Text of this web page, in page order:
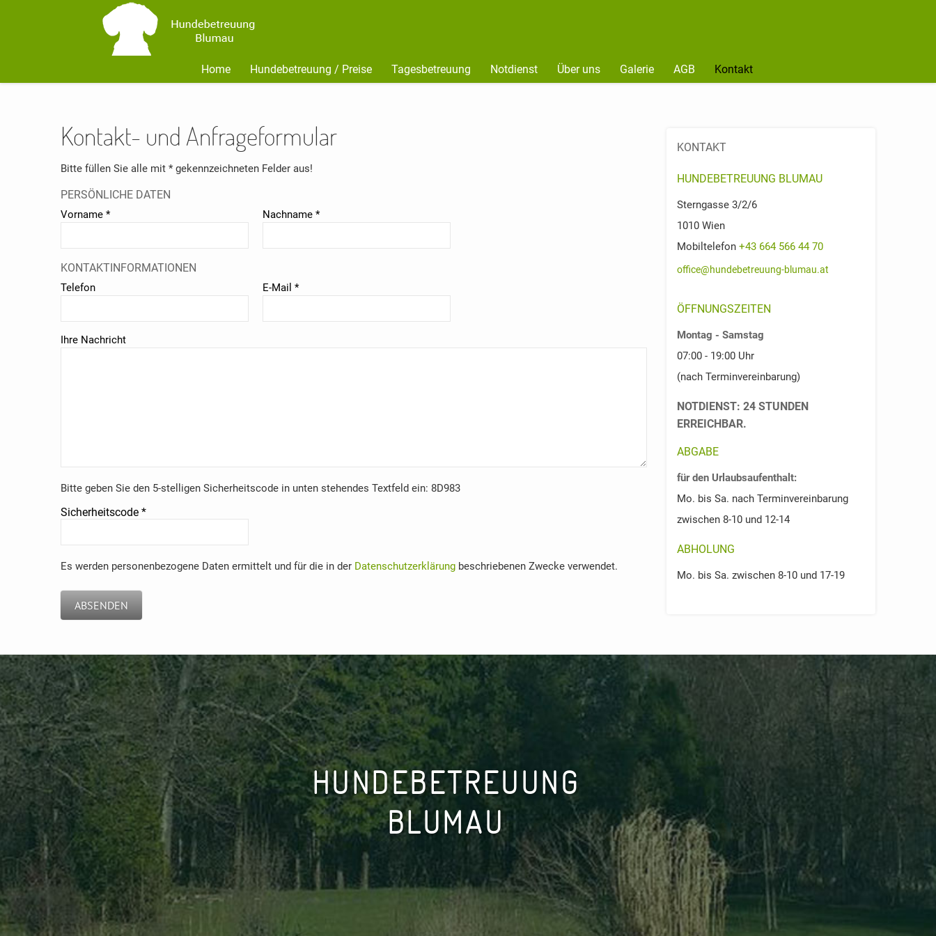
Home Hundebetreuung / Preise Tagesbetreuung Notdienst Über uns Galerie AGB Kontakt
Kontakt- und Anfrageformular
Bitte füllen Sie alle mit * gekennzeichneten Felder aus!
PERSÖNLICHE DATEN
Vorname * Nachname *
KONTAKTINFORMATIONEN
Telefon E-Mail *
Ihre Nachricht
Bitte geben Sie den 5-stelligen Sicherheitscode in unten stehendes Textfeld ein: 8D983
Sicherheitscode *
Es werden personenbezogene Daten ermittelt und für die in der Datenschutzerklärung beschriebenen Zwecke verwendet.
KONTAKT
HUNDEBETREUUNG BLUMAU
Sterngasse 3/2/6
1010 Wien
Mobiltelefon +43 664 566 44 70
office@hundebetreuung-blumau.at
ÖFFNUNGSZEITEN
Montag - Samstag
07:00 - 19:00 Uhr
(nach Terminvereinbarung)
NOTDIENST: 24 STUNDEN
ERREICHBAR.
ABGABE
für den Urlaubsaufenthalt:
Mo. bis Sa. nach Terminvereinbarung
zwischen 8-10 und 12-14
ABHOLUNG
Mo. bis Sa. zwischen 8-10 und 17-19
HUNDEBETREUUNG
BLUMAU